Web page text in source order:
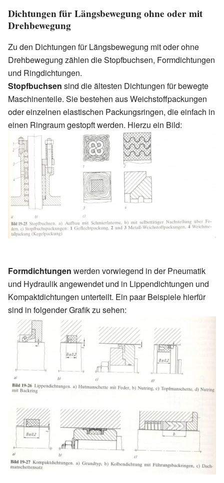
Dichtungen für Längsbewegung ohne oder mit
Drehbewegung
Zu den Dichtungen für Längsbewegung mit oder ohne
Drehbewegung zählen die Stopfbuchsen, Formdichtungen
und Ringdichtungen.
Stopfbuchsen sind die ältesten Dichtungen für bewegte
Maschinenteile. Sie bestehen aus Weichstoffpackungen
oder einzelnen elastischen Packungsringen, die einfach in
einen Ringraum gestopft werden. Hierzu ein Bild:
Formdichtungen werden vorwiegend in der Pneumatik
und Hydraulik angewendet und in Lippendichtungen und
Kompaktdichtungen unterteilt. Ein paar Beispiele hierfür
sind in folgender Grafik zu sehen: